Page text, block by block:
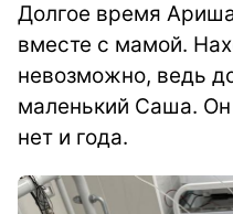
Долгое время
вместе с мамой.
невозможно, ведь
маленький Саша.
нет и года.